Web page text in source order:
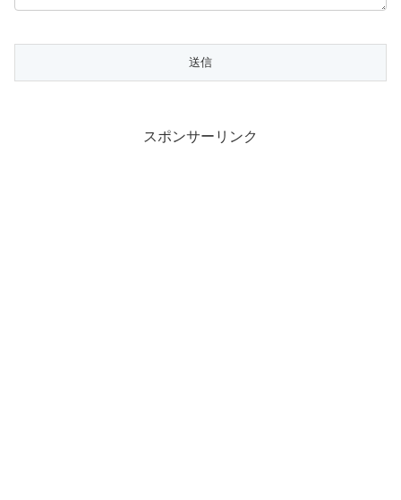
スポンサーリンク